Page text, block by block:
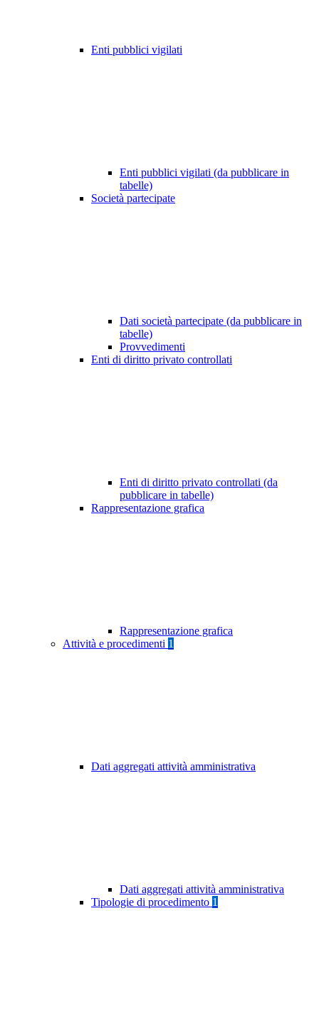
Enti pubblici vigilati
Enti pubblici vigilati (da pubblicare in
tabelle)
Società partecipate
Dati società partecipate (da pubblicare in
tabelle)
Provvedimenti
Enti di diritto privato controllati
Enti di diritto privato controllati (da
pubblicare in tabelle)
Rappresentazione grafica
Rappresentazione grafica
Attività e procedimenti 1
Dati aggregati attività amministrativa
Dati aggregati attività amministrativa
Tipologie di procedimento 1